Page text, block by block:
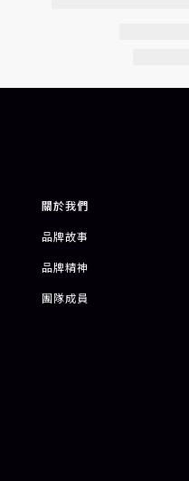
關於我們
品牌故事
品牌精神
團隊成員